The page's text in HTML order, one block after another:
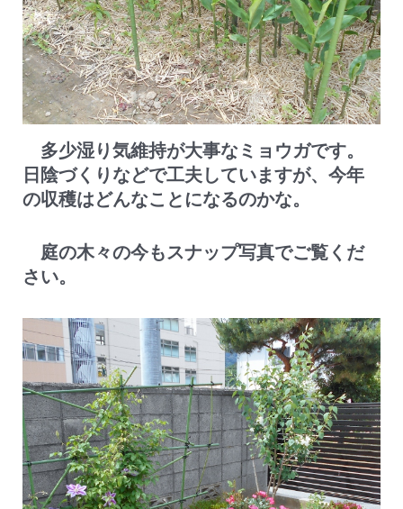
多少湿り気維持が大事なミョウガです。
日陰づくりなどで工夫していますが、今年
の収穫はどんなことになるのかな。
庭の木々の今もスナップ写真でご覧くだ
さい。